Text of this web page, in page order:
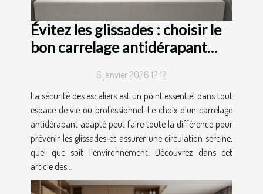
Évitez les glissades : choisir le
bon carrelage antidérapant
6 janvier 2026 12:12
La sécurité des escaliers est un point essentiel dans tout
espace de vie ou professionnel. Le choix d’un carrelage
antidérapant adapté peut faire toute la différence pour
prévenir les glissades et assurer une circulation sereine,
quel que soit l’environnement. Découvrez dans cet
article des...